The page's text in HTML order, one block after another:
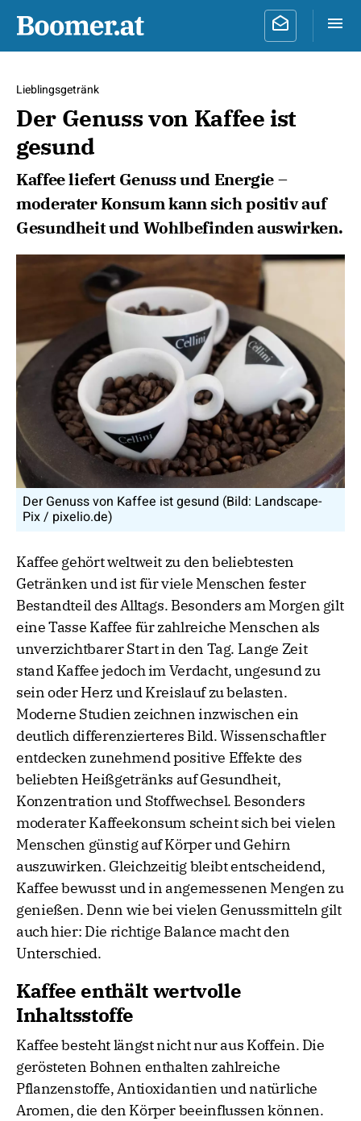
Lieblingsgetränk
Der Genuss von Kaffee ist
gesund
Kaffee liefert Genuss und Energie –
moderater Konsum kann sich positiv auf
Gesundheit und Wohlbefinden auswirken.
Der Genuss von Kaffee ist gesund (Bild: Landscape-
Pix / pixelio.de)
Kaffee gehört weltweit zu den beliebtesten
Getränken und ist für viele Menschen fester
Bestandteil des Alltags. Besonders am Morgen gilt
eine Tasse Kaffee für zahlreiche Menschen als
unverzichtbarer Start in den Tag. Lange Zeit
stand Kaffee jedoch im Verdacht, ungesund zu
sein oder Herz und Kreislauf zu belasten.
Moderne Studien zeichnen inzwischen ein
deutlich differenzierteres Bild. Wissenschaftler
entdecken zunehmend positive Effekte des
beliebten Heißgetränks auf Gesundheit,
Konzentration und Stoffwechsel. Besonders
moderater Kaffeekonsum scheint sich bei vielen
Menschen günstig auf Körper und Gehirn
auszuwirken. Gleichzeitig bleibt entscheidend,
Kaffee bewusst und in angemessenen Mengen zu
genießen. Denn wie bei vielen Genussmitteln gilt
auch hier: Die richtige Balance macht den
Unterschied.
Kaffee enthält wertvolle
Inhaltsstoffe
Kaffee besteht längst nicht nur aus Koffein. Die
gerösteten Bohnen enthalten zahlreiche
Pflanzenstoffe, Antioxidantien und natürliche
Aromen, die den Körper beeinflussen können.